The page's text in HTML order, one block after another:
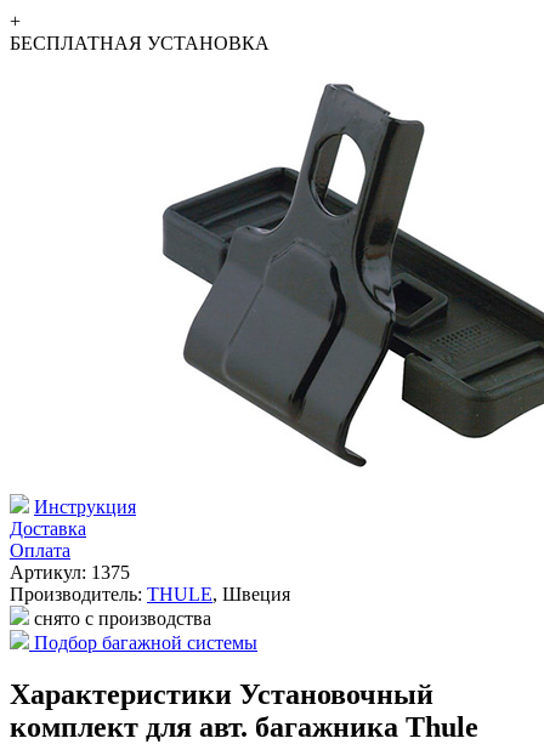
+
БЕСПЛАТНАЯ УСТАНОВКА
Инструкция
Доставка
Оплата
Артикул: 1375
Производитель: THULE, Швеция
снято с производства
Подбор багажной системы
Характеристики Установочный
комплект для авт. багажника Thule